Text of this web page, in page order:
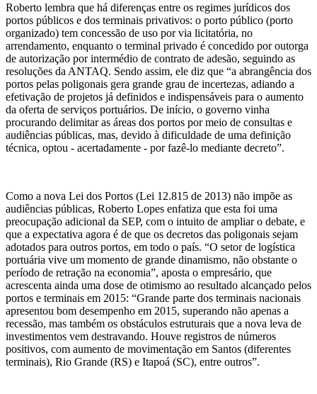
Roberto lembra que há diferenças entre os regimes jurídicos dos
portos públicos e dos terminais privativos: o porto público (porto
organizado) tem concessão de uso por via licitatória, no
arrendamento, enquanto o terminal privado é concedido por outorga
de autorização por intermédio de contrato de adesão, seguindo as
resoluções da ANTAQ. Sendo assim, ele diz que “a abrangência dos
portos pelas poligonais gera grande grau de incertezas, adiando a
efetivação de projetos já definidos e indispensáveis para o aumento
da oferta de serviços portuários. De início, o governo vinha
procurando delimitar as áreas dos portos por meio de consultas e
audiências públicas, mas, devido à dificuldade de uma definição
técnica, optou - acertadamente - por fazê-lo mediante decreto”.
Como a nova Lei dos Portos (Lei 12.815 de 2013) não impõe as
audiências públicas, Roberto Lopes enfatiza que esta foi uma
preocupação adicional da SEP, com o intuito de ampliar o debate, e
que a expectativa agora é de que os decretos das poligonais sejam
adotados para outros portos, em todo o país. “O setor de logística
portuária vive um momento de grande dinamismo, não obstante o
período de retração na economia”, aposta o empresário, que
acrescenta ainda uma dose de otimismo ao resultado alcançado pelos
portos e terminais em 2015: “Grande parte dos terminais nacionais
apresentou bom desempenho em 2015, superando não apenas a
recessão, mas também os obstáculos estruturais que a nova leva de
investimentos vem destravando. Houve registros de números
positivos, com aumento de movimentação em Santos (diferentes
terminais), Rio Grande (RS) e Itapoá (SC), entre outros”.